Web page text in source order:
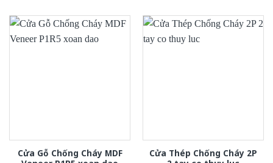
Cửa Gỗ Chống Cháy MDF
Cửa Thép Chống Cháy 2P